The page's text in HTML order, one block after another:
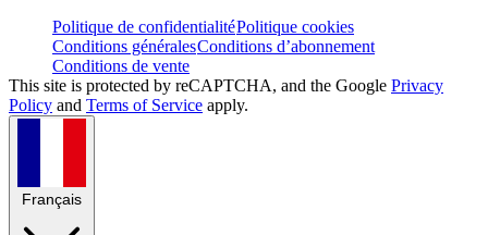
Politique de confidentialitéPolitique cookies
Conditions généralesConditions d’abonnement
Conditions de vente
This site is protected by reCAPTCHA, and the Google Privacy
Policy and Terms of Service apply.
Français